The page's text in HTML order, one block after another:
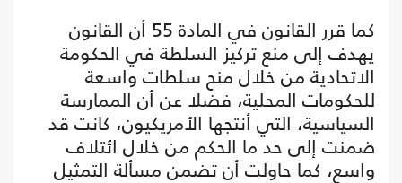
كما قرر القانون في المادة 55 أن القانون
يهدف إلى منع تركيز السلطة في الحكومة
الاتحادية من خلال منح سلطات واسعة
للحكومات المحلية، فضلا عن أن الممارسة
السياسية، التي أنتجها الأمريكيون، كانت قد
ضمنت إلى حد ما الحكم من خلال ائتلاف
واسع، كما حاولت أن تضمن مسألة التمثيل